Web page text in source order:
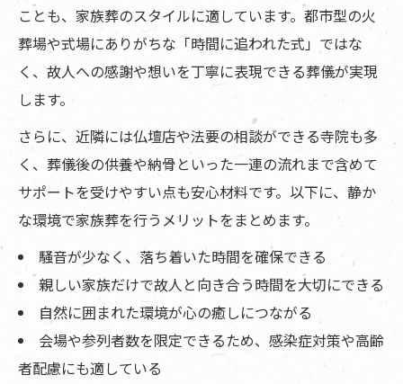
ことも、家族葬のスタイルに適しています。都市型の火
葬場や式場にありがちな「時間に追われた式」ではな
く、故人への感謝や想いを丁寧に表現できる葬儀が実現
します。
さらに、近隣には仏壇店や法要の相談ができる寺院も多
く、葬儀後の供養や納骨といった一連の流れまで含めて
サポートを受けやすい点も安心材料です。以下に、静か
な環境で家族葬を行うメリットをまとめます。
騒音が少なく、落ち着いた時間を確保できる
親しい家族だけで故人と向き合う時間を大切にできる
自然に囲まれた環境が心の癒しにつながる
会場や参列者数を限定できるため、感染症対策や高齢
者配慮にも適している